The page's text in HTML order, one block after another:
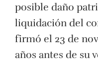
posible daño
liquidación del
firmó el 23 de
años antes de su